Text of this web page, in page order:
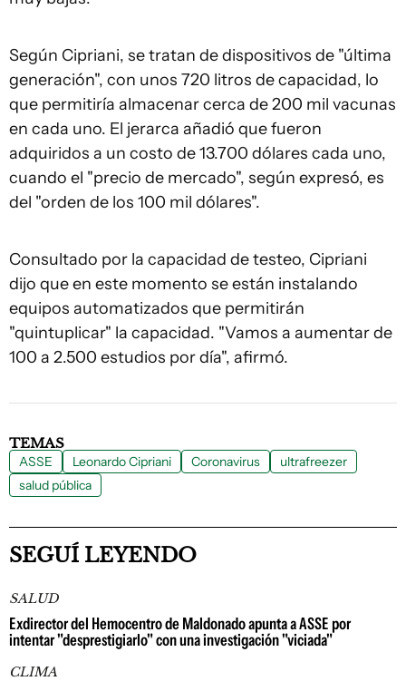
Según Cipriani, se tratan de dispositivos de "última
generación", con unos 720 litros de capacidad, lo
que permitiría almacenar cerca de 200 mil vacunas
en cada uno. El jerarca añadió que fueron
adquiridos a un costo de 13.700 dólares cada uno,
cuando el "precio de mercado", según expresó, es
del "orden de los 100 mil dólares".
Consultado por la capacidad de testeo, Cipriani
dijo que en este momento se están instalando
equipos automatizados que permitirán
"quintuplicar" la capacidad. "Vamos a aumentar de
100 a 2.500 estudios por día", afirmó.
TEMAS
ASSE Leonardo Cipriani Coronavirus
ultrafreezer
salud pública
SEGUÍ LEYENDO
SALUD
Exdirector del Hemocentro de Maldonado apunta a ASSE por
intentar "desprestigiarlo" con una investigación "viciada"
CLIMA